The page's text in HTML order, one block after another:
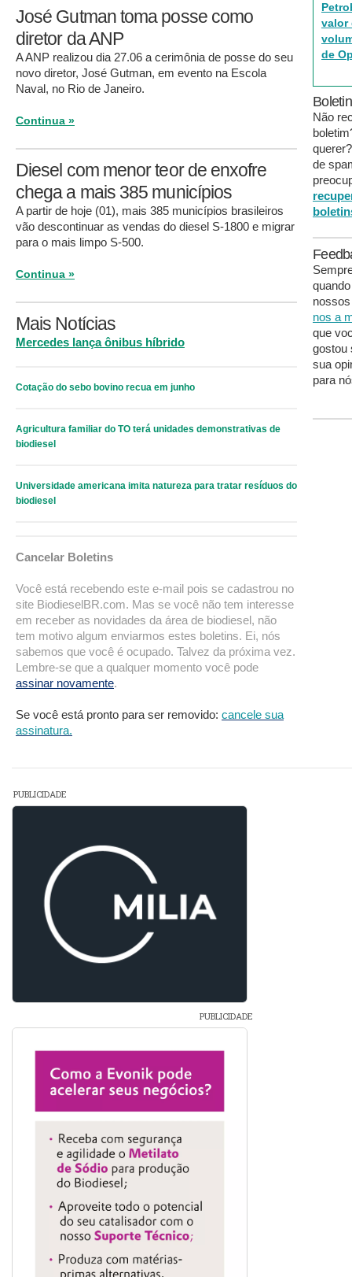
José Gutman toma posse como
diretor da ANP
A ANP realizou dia 27.06 a cerimônia de posse do seu
novo diretor, José Gutman, em evento na Escola
Naval, no Rio de Janeiro.
Continua »
Diesel com menor teor de enxofre
chega a mais 385 municípios
A partir de hoje (01), mais 385 municípios brasileiros
vão descontinuar as vendas do diesel S-1800 e migrar
para o mais limpo S-500.
Continua »
Mais Notícias
Mercedes lança ônibus híbrido
Cotação do sebo bovino recua em junho
Agricultura familiar do TO terá unidades demonstrativas de
biodiesel
Universidade americana imita natureza para tratar resíduos do
biodiesel
Cancelar Boletins
Você está recebendo este e-mail pois se cadastrou no
site BiodieselBR.com. Mas se você não tem interesse
em receber as novidades da área de biodiesel, não
tem motivo algum enviarmos estes boletins. Ei, nós
sabemos que você é ocupado. Talvez da próxima vez.
Lembre-se que a qualquer momento você pode
assinar novamente.
Se você está pronto para ser removido: cancele sua
assinatura.
valor
de
Não
de
nos a
que
gostou
sua
para
PUBLICIDADE
PUBLICIDADE